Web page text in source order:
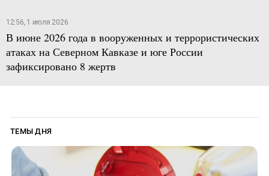
12:56, 1 июля 2026
В июне 2026 года в вооруженных и террористических
атаках на Северном Кавказе и юге России
зафиксировано 8 жертв
ТЕМЫ ДНЯ